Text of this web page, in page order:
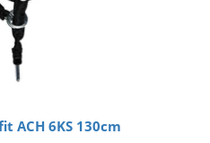
6KS 130cm